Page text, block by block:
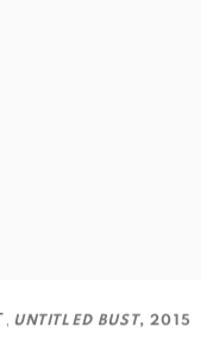
, UNTITLED BUST ,2015